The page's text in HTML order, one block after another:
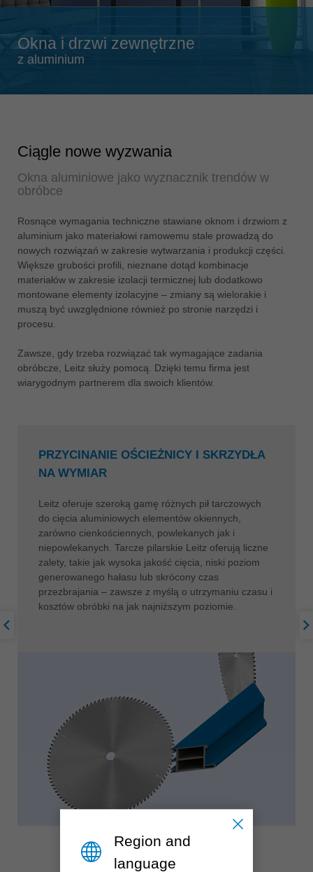
Singapore
Slovenija
türkçe
english
Việt Nam
tiếng việt
中国
中文
Україна
yкраїнська
Okna i drzwi zewnętrzne
z aluminium
Ciągle nowe wyzwania
Okna aluminiowe jako wyznacznik trendów w
obróbce
Rosnące wymagania techniczne stawiane oknom i drzwiom z
aluminium jako materiałowi ramowemu stale prowadzą do
nowych rozwiązań w zakresie wytwarzania i produkcji części.
Większe grubości profili, nieznane dotąd kombinacje
materiałów w zakresie izolacji termicznej lub dodatkowo
montowane elementy izolacyjne – zmiany są wielorakie i
muszą być uwzględnione również po stronie narzędzi i
procesu.
Zawsze, gdy trzeba rozwiązać tak wymagające zadania
obróbcze, Leitz służy pomocą. Dzięki temu firma jest
wiarygodnym partnerem dla swoich klientów.
PRZYCINANIE OŚCIEŻNICY I SKRZYDŁA
NA WYMIAR
Leitz oferuje szeroką gamę różnych pił tarczowych
do cięcia aluminiowych elementów okiennych,
zarówno cienkościennych, powlekanych jak i
niepowlekanych. Tarcze pilarskie Leitz oferują liczne
zalety, takie jak wysoka jakość cięcia, niski poziom
generowanego hałasu lub skrócony czas
przezbrajania – zawsze z myślą o utrzymaniu czasu i
kosztów obróbki na jak najniższym poziomie.
Region and
language